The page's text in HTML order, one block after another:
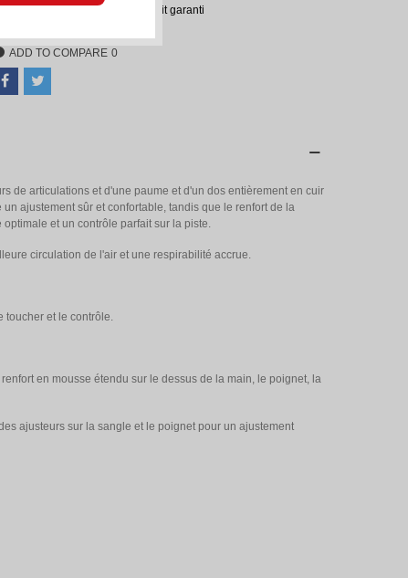
Échange de taille du produit garanti
ADD TO COMPARE 0
de articulations et d'une paume et d'un dos entièrement en cuir
ajustement sûr et confortable, tandis que le renfort de la
et un contrôle parfait sur la piste.
circulation de l'air et une respirabilité accrue.
toucher et le contrôle.
en mousse étendu sur le dessus de la main, le poignet, la
ajusteurs sur la sangle et le poignet pour un ajustement